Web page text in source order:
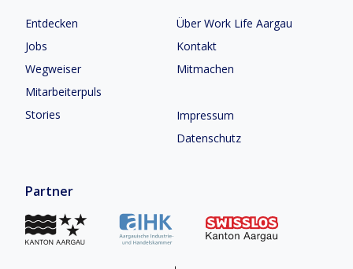
Entdecken
Jobs
Wegweiser
Mitarbeiterpuls
Stories
Über Work Life Aargau
Kontakt
Mitmachen
Impressum
Datenschutz
Partner